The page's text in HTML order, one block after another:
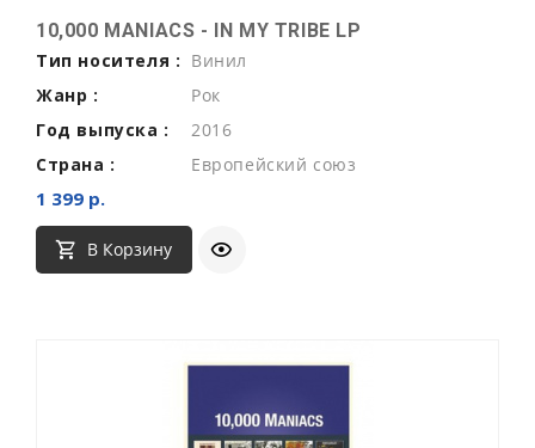
10,000 MANIACS - IN MY TRIBE LP
Тип носителя : Винил
Жанр :
Рок
Год выпуска :
2016
Страна :
Европейский союз
1 399 р.
В Корзину